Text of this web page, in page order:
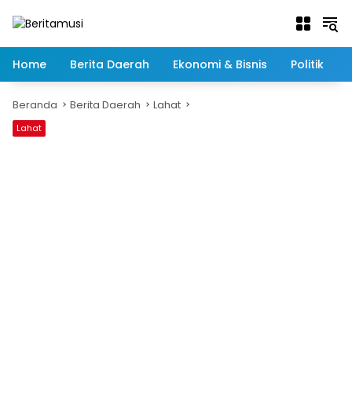
Home
Berita Daerah Ekonomi & Bisnis Politik
Beranda Berita Daerah Lahat
Lahat